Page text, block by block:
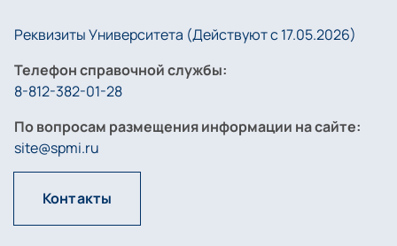
Реквизиты Университета (Действуют с 17.05.2026)
Телефон справочной службы:
8-812-382-01-28
По вопросам размещения информации на сайте:
site@spmi.ru
Контакты